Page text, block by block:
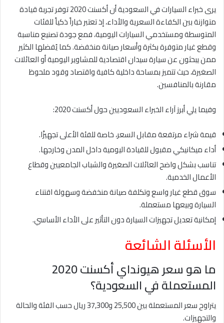
يرى خبراء السيارات في السعودية أن أكسنت 2020 توفر تجربة قيادة
متوازنة بين الكفاءة السعرية والأداء، إذ تعتبر خياراً ذكياً للفئات
المتوسطة ومستخدمي السيارات اليومية، فمع جودة تصنيع مناسبة
وقطع غيار متوفرة بكثرة وأسعار صيانة منخفضة. كما يُفضلها الكثير
ممن يبحثون عن سيارة سيدان اقتصادية للمشاوير اليومية أو العائلات
الصغيرة، حيث تتميز بمساحة داخلية كافية واقتصاد وقود ملحوظ
مقارنة بالمنافسين.
وفيما يلي أبرز آراء الخبراء السعوديين حول أكسنت 2020:
قيمة شراء مرتفعة مقابل السعر، خاصة للفئة الأعلى تجهيزًا.
أداء ميكانيكي مقبول للقيادة اليومية داخل المدن وخارجها.
تناسب بشكل واضح العائلات الصغيرة والشباب الجامعيين وقطاع
الأعمال الخدمية.
سوق قطع غيار واسع وتكلفة صيانة منخفضة وسهولة اقتناء
السيارة وبيعها مستعملة.
إمكانية تعديل تجهيزات السيارة دون التأثير على الأداء الأساسي.
الأسئلة الشائعة
ما هو سعر هيونداي أكسنت 2020
المستعملة في السعودية؟
يتراوح سعر المستعملة بين 25,500 و37,300 ريال حسب الفئة والحالة
والتجهيزات.